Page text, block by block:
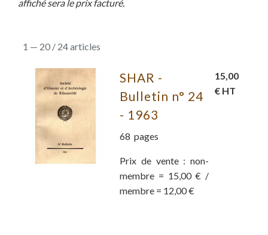
affiché sera le prix facturé.
1 — 20 / 24 articles
SHAR -
Bulletin n° 24
- 1963
68 pages
Prix de vente : non-
membre = 15,00 € /
membre = 12,00 €
15,00
€ HT